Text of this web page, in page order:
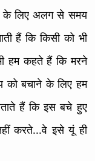
के लिए अलग से समय
हैं कि किसी को भी
हम कहते हैं कि मरने
को बचाने के लिए हम
हैं कि इस बचे हुए
करते...वे इसे यूं ही